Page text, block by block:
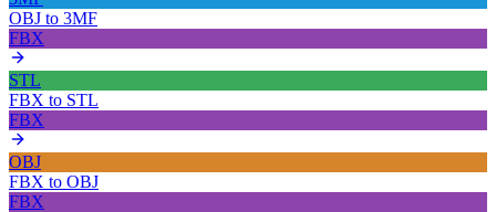
OBJ to 3MF
FBX
STL
FBX to STL
FBX
OBJ
FBX to OBJ
FBX